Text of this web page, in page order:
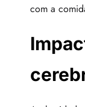
com a